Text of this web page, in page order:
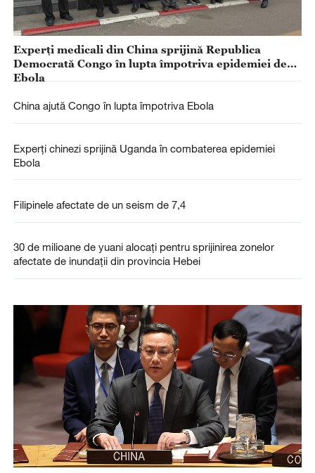
Experți medicali din China sprijină Republica
Democrată Congo în lupta împotriva epidemiei de
Ebola
China ajută Congo în lupta împotriva Ebola
Experți chinezi sprijină Uganda în combaterea epidemiei
Ebola
Filipinele afectate de un seism de 7,4
30 de milioane de yuani alocați pentru sprijinirea zonelor
afectate de inundații din provincia Hebei